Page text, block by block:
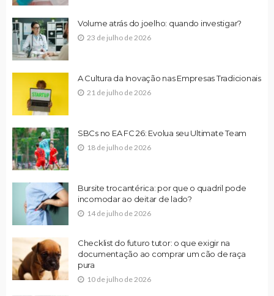
Volume atrás do joelho: quando investigar?
23 de julho de 2026
A Cultura da Inovação nas Empresas Tradicionais
21 de julho de 2026
SBCs no EA FC 26: Evolua seu Ultimate Team
18 de julho de 2026
Bursite trocantérica: por que o quadril pode
incomodar ao deitar de lado?
14 de julho de 2026
Checklist do futuro tutor: o que exigir na
documentação ao comprar um cão de raça
pura
10 de julho de 2026